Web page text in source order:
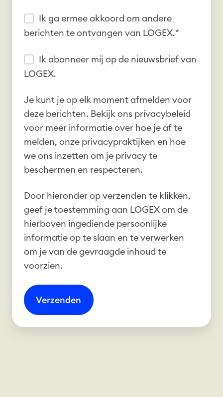
Ik ga ermee akkoord om andere
berichten te ontvangen van LOGEX.*
Ik abonneer mij op de nieuwsbrief van
LOGEX.
Je kunt je op elk moment afmelden voor
deze berichten. Bekijk ons privacybeleid
voor meer informatie over hoe je af te
melden, onze privacypraktijken en hoe
we ons inzetten om je privacy te
beschermen en respecteren.
Door hieronder op verzenden te klikken,
geef je toestemming aan LOGEX om de
hierboven ingediende persoonlijke
informatie op te slaan en te verwerken
om je van de gevraagde inhoud te
voorzien.